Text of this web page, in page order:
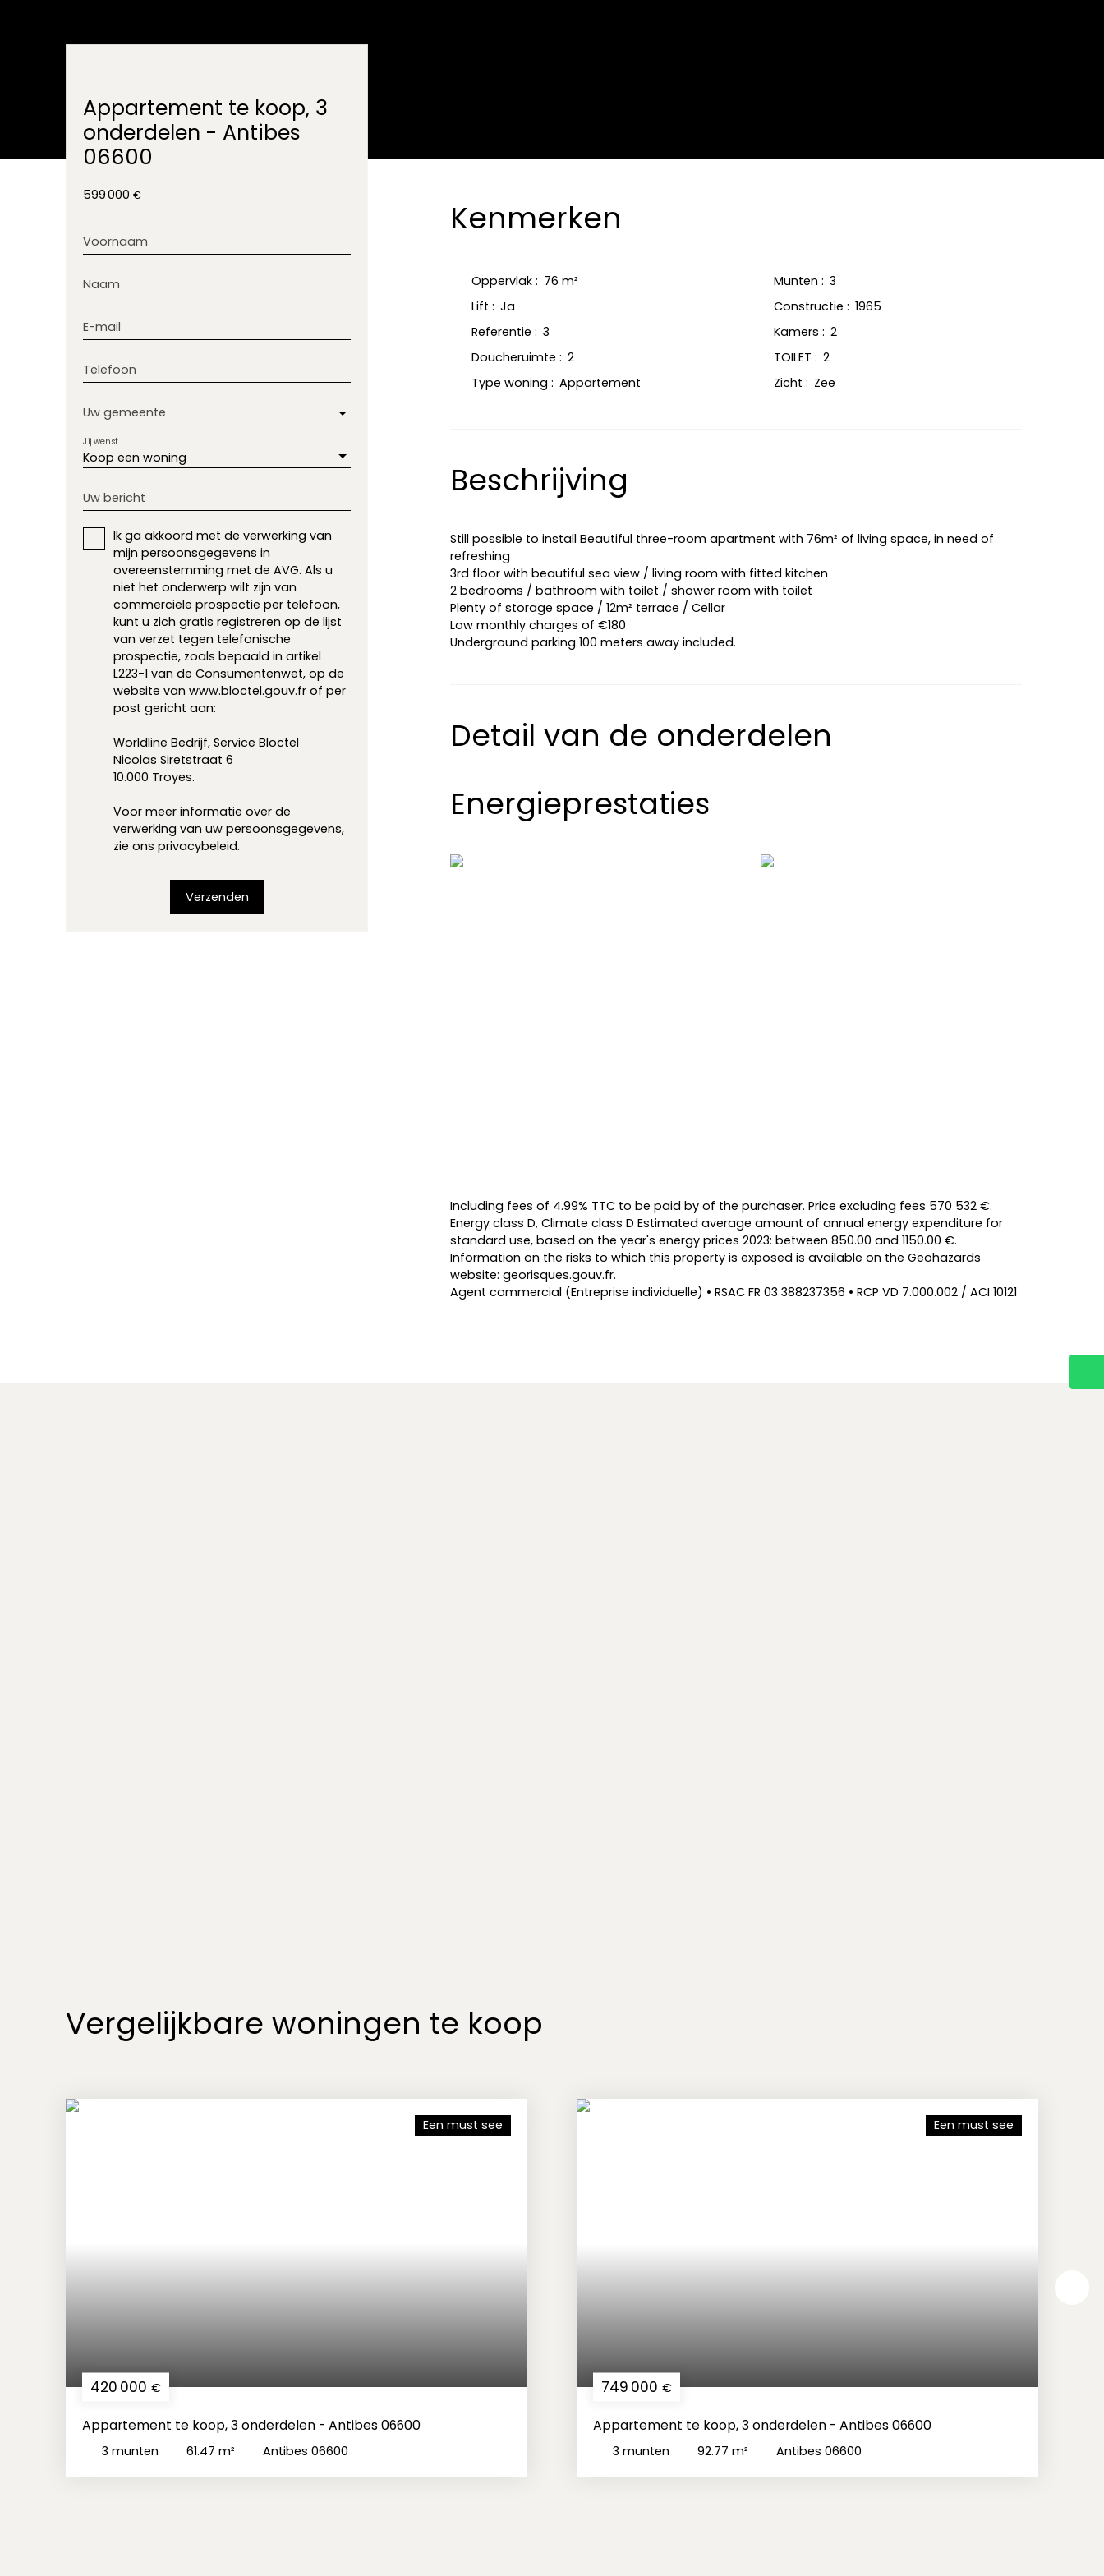
Appartement te koop, 3
onderdelen - Antibes
06600
599 000 €
Voornaam
Naam
E-mail
Telefoon
Uw gemeente
Koop een woning
Jij wenst
Uw bericht
Ik ga akkoord met de verwerking van
mijn persoonsgegevens in
overeenstemming met de AVG. Als u
niet het onderwerp wilt zijn van
commerciële prospectie per telefoon,
kunt u zich gratis registreren op de lijst
van verzet tegen telefonische
prospectie, zoals bepaald in artikel
L223-1 van de Consumentenwet, op de
website van www.bloctel.gouv.fr of per
post gericht aan:
Worldline Bedrijf, Service Bloctel
Nicolas Siretstraat 6
10.000 Troyes.
Voor meer informatie over de
verwerking van uw persoonsgegevens,
zie ons privacybeleid.
Verzenden
Kenmerken
Oppervlak : 76 m² Munten : 3
Lift : Ja Constructie : 1965
Referentie : 3 Kamers : 2
Doucheruimte : 2 TOILET : 2
Type woning : Appartement Zicht : Zee
Beschrijving
Still possible to install Beautiful three-room apartment with 76m² of living space, in need of
refreshing
3rd floor with beautiful sea view / living room with fitted kitchen
2 bedrooms / bathroom with toilet / shower room with toilet
Plenty of storage space / 12m² terrace / Cellar
Low monthly charges of €180
Underground parking 100 meters away included.
Detail van de onderdelen
Energieprestaties
Including fees of 4.99% TTC to be paid by of the purchaser. Price excluding fees 570 532 €.
Energy class D, Climate class D Estimated average amount of annual energy expenditure for
standard use, based on the year's energy prices 2023: between 850.00 and 1150.00 €.
Information on the risks to which this property is exposed is available on the Geohazards
website: georisques.gouv.fr.
Agent commercial (Entreprise individuelle) • RSAC FR 03 388237356 • RCP VD 7.000.002 / ACI 10121
Vergelijkbare woningen te koop
Een must see
420 000 €
Appartement te koop, 3 onderdelen - Antibes 06600
3 munten 61.47 m² Antibes 06600
Een must see
749 000 €
Appartement te koop, 3 onderdelen - Antibes 06600
3 munten 92.77 m² Antibes 06600